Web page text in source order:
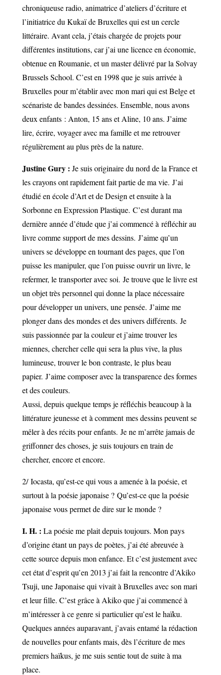
chroniqueuse radio, animatrice d’ateliers d’écriture et
l’initiatrice du Kukaï de Bruxelles qui est un cercle
littéraire. Avant cela, j’étais chargée de projets pour
différentes institutions, car j’ai une licence en économie,
obtenue en Roumanie, et un master délivré par la Solvay
Brussels School. C’est en 1998 que je suis arrivée à
Bruxelles pour m’établir avec mon mari qui est Belge et
scénariste de bandes dessinées. Ensemble, nous avons
deux enfants : Anton, 15 ans et Aline, 10 ans. J’aime
lire, écrire, voyager avec ma famille et me retrouver
régulièrement au plus près de la nature.
Justine Gury : Je suis originaire du nord de la France et
les crayons ont rapidement fait partie de ma vie. J’ai
étudié en école d’Art et de Design et ensuite à la
Sorbonne en Expression Plastique. C’est durant ma
dernière année d’étude que j’ai commencé à réfléchir au
livre comme support de mes dessins. J’aime qu’un
univers se développe en tournant des pages, que l’on
puisse les manipuler, que l’on puisse ouvrir un livre, le
refermer, le transporter avec soi. Je trouve que le livre est
un objet très personnel qui donne la place nécessaire
pour développer un univers, une pensée. J’aime me
plonger dans des mondes et des univers différents. Je
suis passionnée par la couleur et j’aime trouver les
miennes, chercher celle qui sera la plus vive, la plus
lumineuse, trouver le bon contraste, le plus beau
papier. J’aime composer avec la transparence des formes
et des couleurs.
Aussi, depuis quelque temps je réfléchis beaucoup à la
littérature jeunesse età commentmes dessins peuvent se
mêler à des récits pour enfants. Je ne m’arrête jamais de
griffonner des choses, je suis toujours en train de
chercher, encore et encore.
2/ Iocasta, qu’est-ce qui vous a amenée à la poésie, et
surtout à la poésie japonaise ?Qu’est-ce que la poésie
japonaise vous permet de dire sur le monde ?
I. H. : La poésie me plait depuis toujours. Mon pays
d’origine étant un pays de poètes, j’ai été abreuvée à
cette source depuis mon enfance. Et c’est justement avec
cet état d’esprit qu’en 2013 j’ai fait la rencontre d’Akiko
Tsuji, une Japonaise qui vivait à Bruxelles avec son mari
et leur fille. C’est grâce à Akiko que j’ai commencé à
m’intéresser à ce genre si particulier qu’est le haïku.
Quelques années auparavant, j’avais entamé la rédaction
de nouvelles pour enfants mais, dès l’écriture de mes
premiers haïkus, je me suis sentie tout de suite à ma
place.